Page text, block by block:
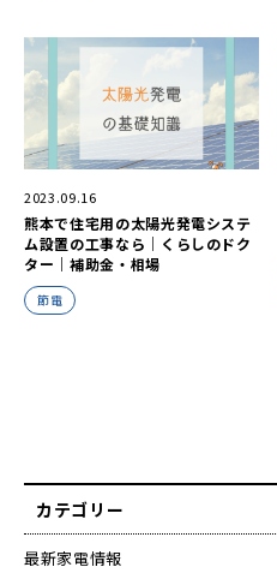
2023.09.16
熊本で住宅用の太陽光発電システ
ム設置の工事なら｜くらしのドク
ター｜補助金・相場
節電
カテゴリー
最新家電情報